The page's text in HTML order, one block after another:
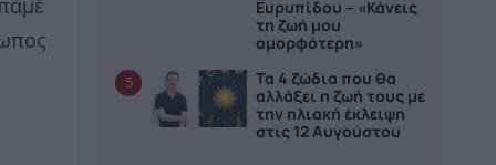
Ευρυπίδου – «Κάνεις
τη ζωή μου
ομορφότερη»
5
Τα 4 ζώδια που θα
αλλάξει η ζωή τους με
την ηλιακή έκλειψη
στις 12 Αυγούστου